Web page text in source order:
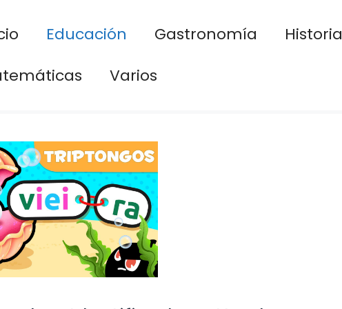
Educación Gastronomía Historia
Varios